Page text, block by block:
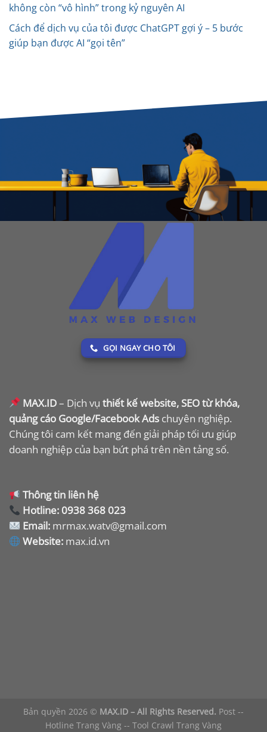
không còn “vô hình” trong kỷ nguyên AI
Cách để dịch vụ của tôi được ChatGPT gợi ý – 5 bước
giúp bạn được AI “gọi tên”
GỌI NGAY CHO TÔI
MAX.ID– Dịch vụthiết kế website, SEO từ khóa,
quảng cáo Google/Facebook Ads chuyên nghiệp.
Chúng tôi cam kết mang đến giải pháp tối ưu giúp
doanh nghiệp của bạn bứt phá trên nền tảng số.
Thông tin liên hệ
Hotline: 0938 368 023
Email: mrmax.watv@gmail.com
Website: max.id.vn
Bản quyền 2026 © MAX.ID – All Rights Reserved. Post --
Hotline Trang Vàng -- Tool Crawl Trang Vàng